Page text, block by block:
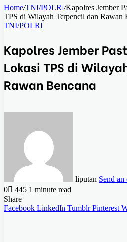
Home/TNI/POLRI/Kapolres Jember
TPS di Wilayah Terpencil dan Rawan
TNI/POLRI
Kapolres Jember
Lokasi TPS di
Rawan Bencana
liputan Send an
0
445 1 minute read
Share
Facebook LinkedIn Tumblr Pinterest